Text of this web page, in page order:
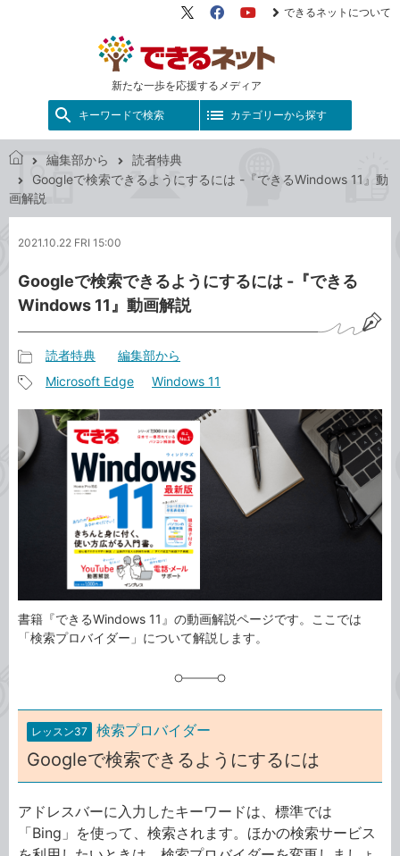
新たな一歩を応援するメディア
X（旧
FacebookYouTube
できるネットについて
キーワードで検索 カテゴリーから探す
で
き
ッ
編集部から
読者特典
Googleで検索できるようにするには -『できるWindows 11』動
画解説
2021.10.22 FRI 15:00
Googleで検索できるようにするには -『できる
Windows 11』動画解説
事
カ
テ
ゴ
読者特典 編集部から
事
タ
グ
Microsoft Edge Windows 11
書籍『できるWindows 11』の動画解説ページです。ここでは
「検索プロバイダー」について解説します。
レッスン37 検索プロバイダー
Googleで検索できるようにするには
アドレスバーに入力したキーワードは、標準では
「Bing」を使って、検索されます。ほかの検索サービス